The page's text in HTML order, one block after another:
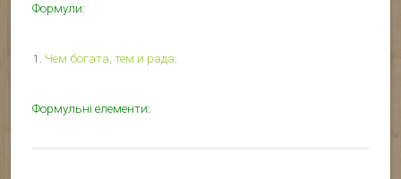
Формули:
1. Чем богата, тем и рада
Формульні елементи: